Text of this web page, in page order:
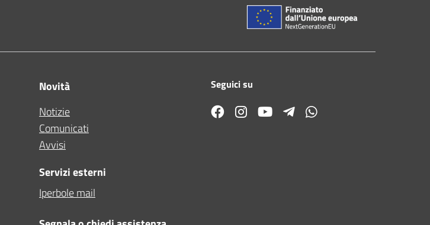
Novità
Notizie
Comunicati
Avvisi
Servizi esterni
Iperbole mail
Seguici su